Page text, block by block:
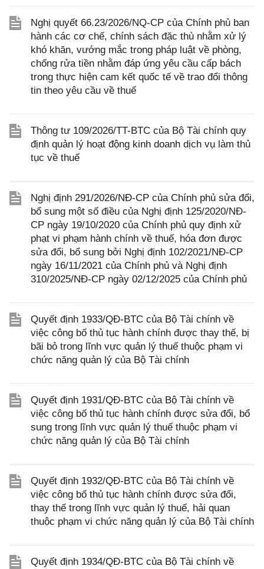
Nghị quyết 66.23/2026/NQ-CP của Chính phủ ban
hành các cơ chế, chính sách đặc thù nhằm xử lý
khó khăn, vướng mắc trong pháp luật về phòng,
chống rửa tiền nhằm đáp ứng yêu cầu cấp bách
trong thực hiện cam kết quốc tế về trao đổi thông
tin theo yêu cầu về thuế
Thông tư 109/2026/TT-BTC của Bộ Tài chính quy
định quản lý hoạt động kinh doanh dịch vụ làm thủ
tục về thuế
Nghị định 291/2026/NĐ-CP của Chính phủ sửa đổi,
bổ sung một số điều của Nghị định 125/2020/NĐ-
CP ngày 19/10/2020 của Chính phủ quy định xử
phạt vi phạm hành chính về thuế, hóa đơn được
sửa đổi, bổ sung bởi Nghị định 102/2021/NĐ-CP
ngày 16/11/2021 của Chính phủ và Nghị định
310/2025/NĐ-CP ngày 02/12/2025 của Chính phủ
Quyết định 1933/QĐ-BTC của Bộ Tài chính về
việc công bố thủ tục hành chính được thay thế, bị
bãi bỏ trong lĩnh vực quản lý thuế thuộc phạm vi
chức năng quản lý của Bộ Tài chính
Quyết định 1931/QĐ-BTC của Bộ Tài chính về
việc công bố thủ tục hành chính được sửa đổi, bổ
sung trong lĩnh vực quản lý thuế thuộc phạm vi
chức năng quản lý của Bộ Tài chính
Quyết định 1932/QĐ-BTC của Bộ Tài chính về
việc công bố thủ tục hành chính được sửa đổi,
thay thế trong lĩnh vực quản lý thuế, hải quan
thuộc phạm vi chức năng quản lý của Bộ Tài chính
Quyết định 1934/QĐ-BTC của Bộ Tài chính về